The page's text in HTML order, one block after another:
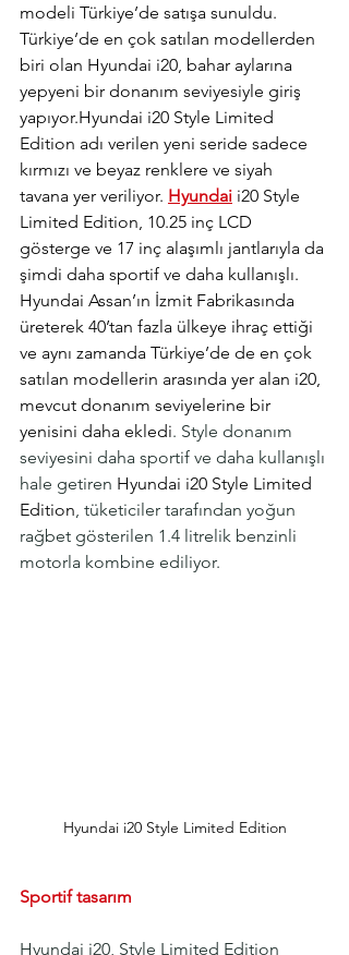
modeli Türkiye’de satışa sunuldu.
Türkiye’de en çok satılan modellerden
biri olan Hyundai i20, bahar aylarına
yepyeni bir donanım seviyesiyle giriş
yapıyor.Hyundai i20 Style Limited
Edition adı verilen yeni seride sadece
kırmızı ve beyaz renklere ve siyah
tavana yer veriliyor. Hyundai i20 Style
Limited Edition, 10.25 inç LCD
gösterge ve 17 inç alaşımlı jantlarıyla da
şimdi daha sportif ve daha kullanışlı.
Hyundai Assan’ın İzmit Fabrikasında
üreterek 40’tan fazla ülkeye ihraç ettiği
ve aynı zamanda Türkiye’de de en çok
satılan modellerin arasında yer alan i20,
mevcut donanım seviyelerine bir
yenisini daha ekledi. Style donanım
seviyesini daha sportif ve daha kullanışlı
hale getiren Hyundai i20 Style Limited
Edition , tüketiciler tarafından yoğun
rağbet gösterilen 1.4 litrelik benzinli
motorla kombine ediliyor.
Hyundai i20 Style Limited Edition
Sportif tasarım
Hyundai i20, Style Limited Edition